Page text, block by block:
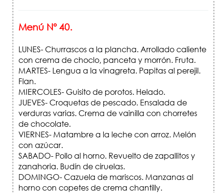
Menú Nº 40.
LUNES- Churrascos a la plancha. Arrollado caliente
con crema de choclo, panceta y morrón. Fruta.
MARTES- Lengua a la vinagreta. Papitas al perejil.
Flan.
MIERCOLES- Guisito de porotos. Helado.
JUEVES- Croquetas de pescado. Ensalada de
verduras varias. Crema de vainilla con chorretes
de chocolate.
VIERNES- Matambre a la leche con arroz. Melón
con azúcar.
SABADO- Pollo al horno. Revuelto de zapallitos y
zanahoria. Budín de ciruelas.
DOMINGO- Cazuela de mariscos. Manzanas al
horno con copetes de crema chantilly.